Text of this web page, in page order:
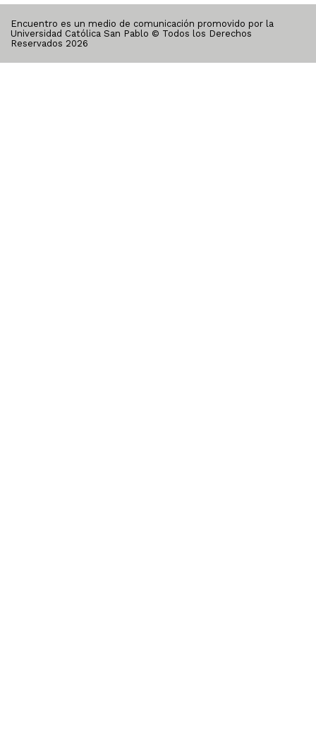
Encuentro es un medio de comunicación promovido por la
Universidad Católica San Pablo © Todos los Derechos
Reservados 2026